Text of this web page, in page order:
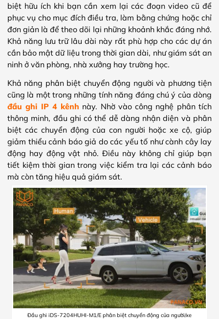
biệt hữu ích khi bạn cần xem lại các đoạn video cũ để
phục vụ cho mục đích điều tra, làm bằng chứng hoặc chỉ
đơn giản là để theo dõi lại những khoảnh khắc đáng nhớ.
Khả năng lưu trữ lâu dài này rất phù hợp cho các dự án
cần bảo mật dữ liệu trong thời gian dài, như giám sát an
ninh ở văn phòng, nhà xưởng hay trường học.
Khả năng phân biệt chuyển động người và phương tiện
cũng là một trong những tính năng đáng chú ý của dòng
đầu ghi IP 4 kênh này. Nhờ vào công nghệ phân tích
thông minh, đầu ghi có thể dễ dàng nhận diện và phân
biệt các chuyển động của con người hoặc xe cộ, giúp
giảm thiểu cảnh báo giả do các yếu tố như cành cây lay
động hay động vật nhỏ. Điều này không chỉ giúp bạn
tiết kiệm thời gian trong việc kiểm tra lại các cảnh báo
mà còn tăng hiệu quả giám sát.
Đầu ghi iDS-7204HUHI-M1/E phân biệt chuyển động của người/xe